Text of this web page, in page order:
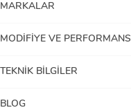
MARKALAR
MODIFIYE VE PERFORMANS
TEKNIK BILGILER
BLOG